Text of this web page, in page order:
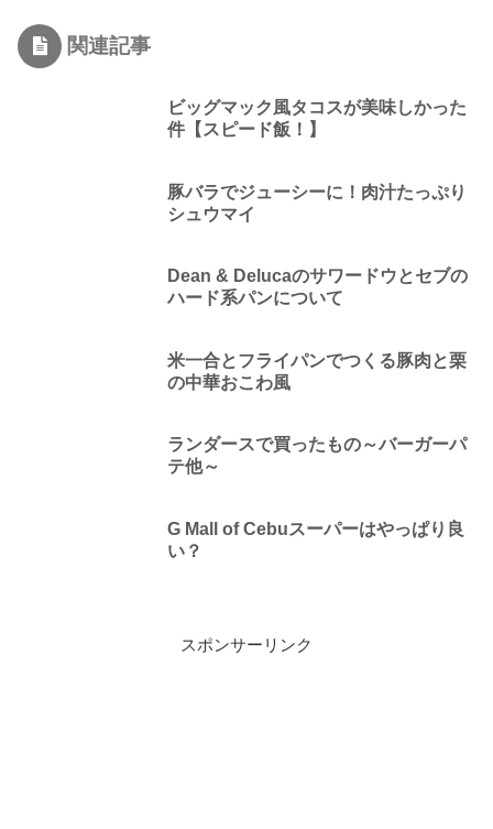
関連記事
ビッグマック風タコスが美味しかった
件【スピード飯！】
豚バラでジューシーに！肉汁たっぷり
シュウマイ
Dean & Delucaのサワードウとセブの
ハード系パンについて
米一合とフライパンでつくる豚肉と栗
の中華おこわ風
ランダースで買ったもの～バーガーパ
テ他～
G Mall of Cebuスーパーはやっぱり良
い？
スポンサーリンク